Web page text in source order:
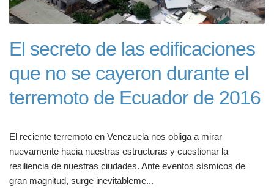
El secreto de las edificaciones
que no se cayeron durante el
terremoto de Ecuador de 2016
El reciente terremoto en Venezuela nos obliga a mirar
nuevamente hacia nuestras estructuras y cuestionar la
resiliencia de nuestras ciudades. Ante eventos sísmicos de
gran magnitud, surge inevitableme...